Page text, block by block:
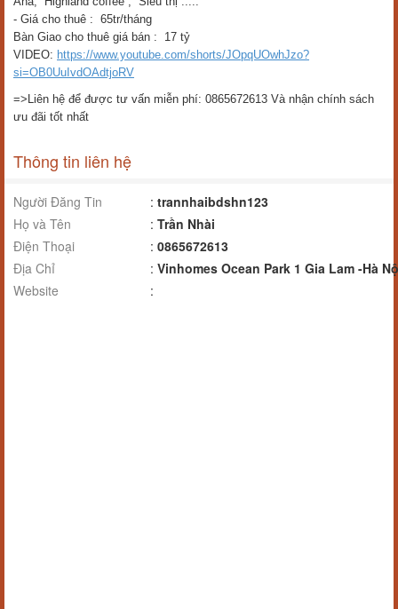
- Giá cho thuê : 65tr/tháng
Bàn Giao cho thuê giá bán : 17 tỷ
VIDEO: https://www.youtube.com/shorts/JOpqUOwhJzo?
si=OB0UuIvdOAdtjoRV
=>Liên hệ để được tư vấn miễn phí: 0865672613 Và nhận chính sách
ưu đãi tốt nhất
Thông tin liên hệ
Người Đăng Tin : trannhaibdshn123
Họ và Tên
: Trần Nhài
Điện Thoại
: 0865672613
Địa Chỉ
: Vinhomes Ocean Park 1 Gia Lam -Hà
Website
: